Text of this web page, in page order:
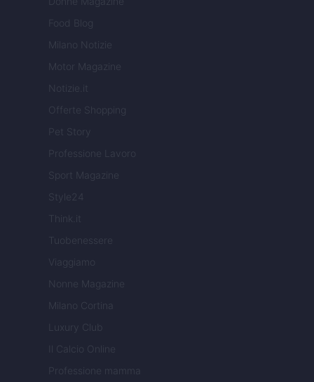
Food Blog
Milano Notizie
Motor Magazine
Notizie.it
Offerte Shopping
Pet Story
Professione Lavoro
Sport Magazine
Style24
Think.it
Tuobenessere
Viaggiamo
Nonne Magazine
Milano Cortina
Luxury Club
Il Calcio Online
Professione mamma